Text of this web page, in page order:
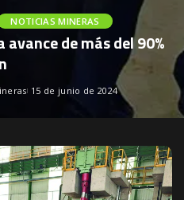
NOTICIAS MINERAS
de más del 90%
15 de junio de 2024